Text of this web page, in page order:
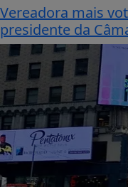
Vereadora mais
presidente da